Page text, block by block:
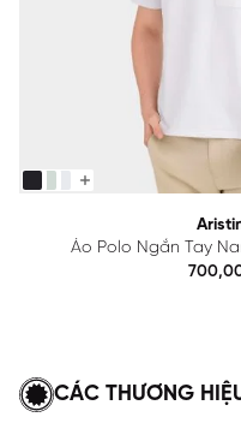
Áo Polo Ngắn Tay
CÁC THƯƠNG